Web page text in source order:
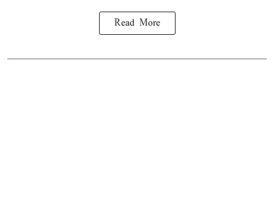
Read More